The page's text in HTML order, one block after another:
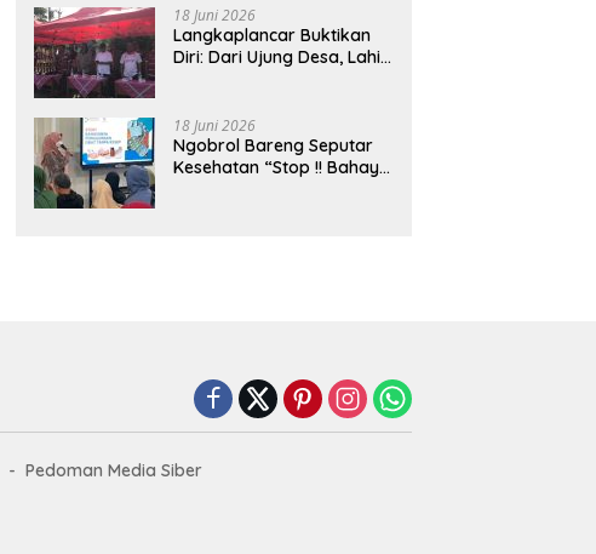
18 Juni 2026
Langkaplancar Buktikan
Diri: Dari Ujung Desa, Lahir
18 Juni 2026
Ngobrol Bareng Seputar
Kesehatan “Stop !! Bahaya
Pedoman Media Siber